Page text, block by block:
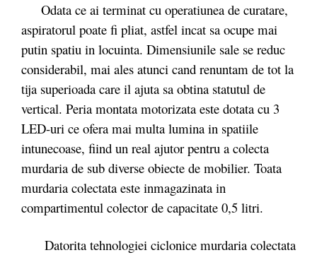
Odata ce ai terminat cu operatiunea de curatare,
aspiratorul poate fi pliat, astfel incat sa ocupe mai
putin spatiu in locuinta. Dimensiunile sale se reduc
considerabil, mai ales atunci cand renuntam de tot la
tija superioada care il ajuta sa obtina statutul de
vertical. Peria montata motorizata este dotata cu 3
LED-uri ce ofera mai multa lumina in spatiile
intunecoase, fiind un real ajutor pentru a colecta
murdaria de sub diverse obiecte de mobilier. Toata
murdaria colectata este inmagazinata in
compartimentul colector de capacitate 0,5 litri.
Datorita tehnologiei ciclonice murdaria colectata